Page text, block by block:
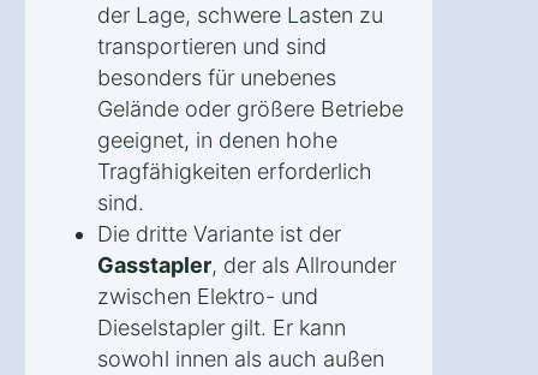
der Lage, schwere Lasten zu
transportieren und sind
besonders für unebenes
Gelände oder größere Betriebe
geeignet, in denen hohe
Tragfähigkeiten erforderlich
sind.
Die dritte Variante ist der
Gasstapler, der als Allrounder
zwischen Elektro- und
Dieselstapler gilt. Er kann
sowohl innen als auch außen